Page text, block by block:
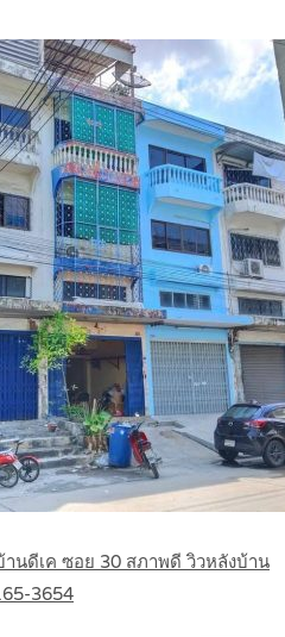
นดีเค ซอย 30 สภาพดี วิวหลังบ้าน
3654